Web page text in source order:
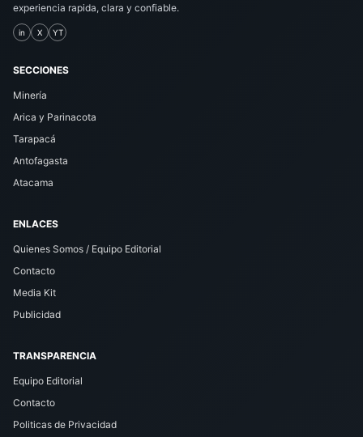
experiencia rapida, clara y confiable.
in X YT
SECCIONES
Minería
Arica y Parinacota
Tarapacá
Antofagasta
Atacama
ENLACES
Quienes Somos / Equipo Editorial
Contacto
Media Kit
Publicidad
TRANSPARENCIA
Equipo Editorial
Contacto
Politicas de Privacidad